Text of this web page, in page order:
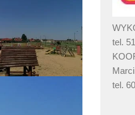
tel.
tel.